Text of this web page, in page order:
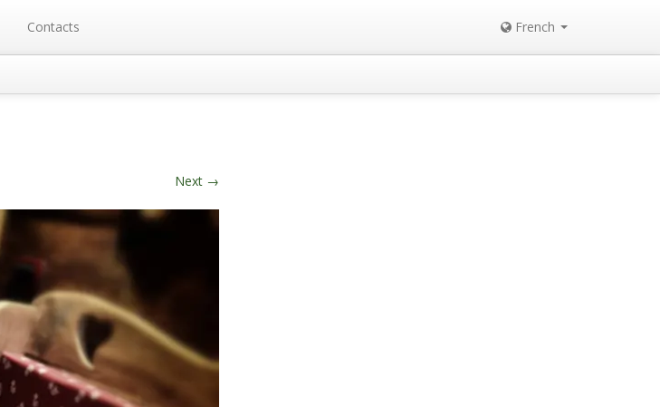
Contacts French
Next →